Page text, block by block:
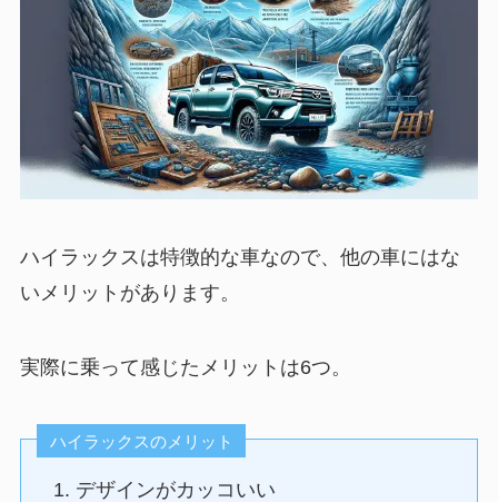
ハイラックスは特徴的な車なので、他の車にはな
いメリットがあります。
実際に乗って感じたメリットは6つ。
ハイラックスのメリット
デザインがカッコいい